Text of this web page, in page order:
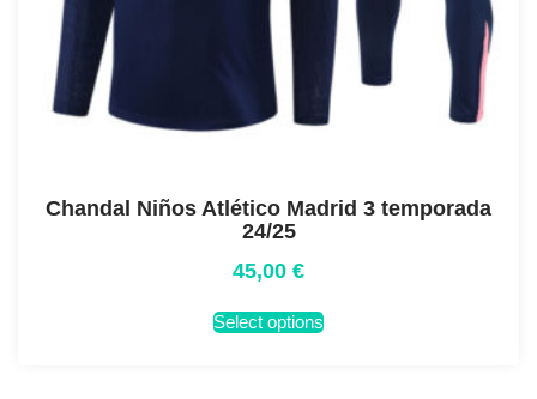
Chandal Niños Atlético Madrid 3 temporada
24/25
45,00 €
Select options